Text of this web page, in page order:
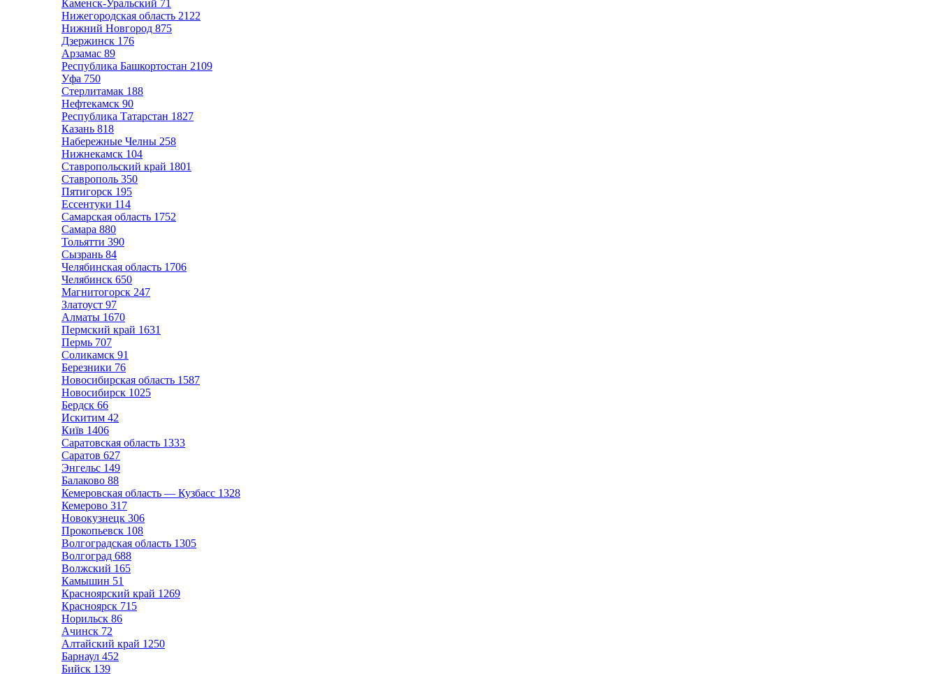
Каменск-Уральский 71
Нижегородская область 2122
Нижний Новгород 875
Дзержинск 176
Арзамас 89
Республика Башкортостан 2109
Уфа 750
Стерлитамак 188
Нефтекамск 90
Республика Татарстан 1827
Казань 818
Набережные Челны 258
Нижнекамск 104
Ставропольский край 1801
Ставрополь 350
Пятигорск 195
Ессентуки 114
Самарская область 1752
Самара 880
Тольятти 390
Сызрань 84
Челябинская область 1706
Челябинск 650
Магнитогорск 247
Златоуст 97
Алматы 1670
Пермский край 1631
Пермь 707
Соликамск 91
Березники 76
Новосибирская область 1587
Новосибирск 1025
Бердск 66
Искитим 42
Київ 1406
Саратовская область 1333
Саратов 627
Энгельс 149
Балаково 88
Кемеровская область — Кузбасс 1328
Кемерово 317
Новокузнецк 306
Прокопьевск 108
Волгоградская область 1305
Волгоград 688
Волжский 165
Камышин 51
Красноярский край 1269
Красноярск 715
Норильск 86
Ачинск 72
Алтайский край 1250
Барнаул 452
Бийск 139